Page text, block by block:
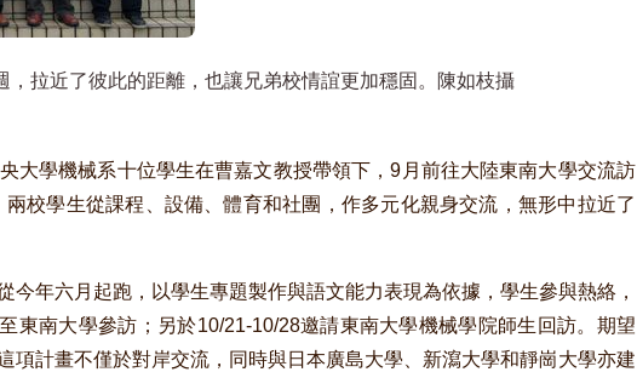
拉近了彼此的距離，也讓兄弟校情誼更加穩固。陳如枝攝
大學機械系十位學生在曹嘉文教授帶領下，9月前往大陸東南大學交流訪
校學生從課程、設備、體育和社團，作多元化親身交流，無形中拉近了
年六月起跑，以學生專題製作與語文能力表現為依據，學生參與熱絡，
東南大學參訪；另於10/21-10/28邀請東南大學機械學院師生回訪。期望
項計畫不僅於對岸交流，同時與日本廣島大學、新瀉大學和靜崗大學亦建